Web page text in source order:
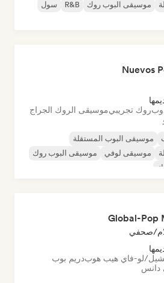
موسيقى البوب روك R&B
سول
Nuevos
روك تجريبيموسيقى الروك الجراج
موسيقى البوب المستقلة
موسيقى لوفي
موسيقى البوب روك
Global-Pop
صحفي
لو-فاي هيب هوبدريم بوب
دانس